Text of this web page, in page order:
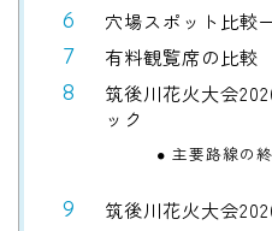
穴場スポット比較
有料観覧席の比較
筑後川花火大会
ック
主要路線の
筑後川花火大会